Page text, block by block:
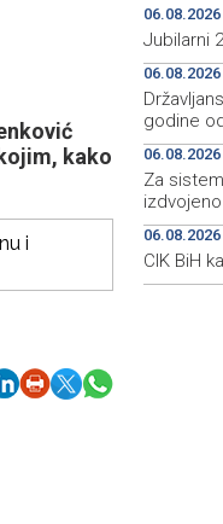
kako
i
Jubilarni
godine
Za
CIK BiH